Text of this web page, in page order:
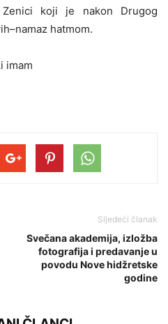
koji je nakon Drugog
hatmom.
imam
Sljedeći članak
Svečana akademija, izložba
fotografija i predavanje u
povodu Nove hidžretske
godine